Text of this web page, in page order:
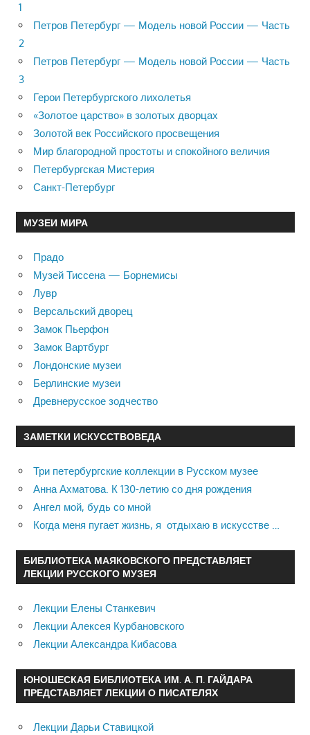
1
Петров Петербург — Модель новой России — Часть
2
Петров Петербург — Модель новой России — Часть
3
Герои Петербургского лихолетья
«Золотое царство» в золотых дворцах
Золотой век Российского просвещения
Мир благородной простоты и спокойного величия
Петербургская Мистерия
Санкт-Петербург
МУЗЕИ МИРА
Прадо
Музей Тиссена — Борнемисы
Лувр
Версальский дворец
Замок Пьерфон
Замок Вартбург
Лондонские музеи
Берлинские музеи
Древнерусское зодчество
ЗАМЕТКИ ИСКУССТВОВЕДА
Три петербургские коллекции в Русском музее
Анна Ахматова. К 130-летию со дня рождения
Ангел мой, будь со мной
Когда меня пугает жизнь, я отдыхаю в искусстве …
БИБЛИОТЕКА МАЯКОВСКОГО ПРЕДСТАВЛЯЕТ
ЛЕКЦИИ РУССКОГО МУЗЕЯ
Лекции Елены Станкевич
Лекции Алексея Курбановского
Лекции Александра Кибасова
ЮНОШЕСКАЯ БИБЛИОТЕКА ИМ. А. П. ГАЙДАРА
ПРЕДСТАВЛЯЕТ ЛЕКЦИИ О ПИСАТЕЛЯХ
Лекции Дарьи Ставицкой